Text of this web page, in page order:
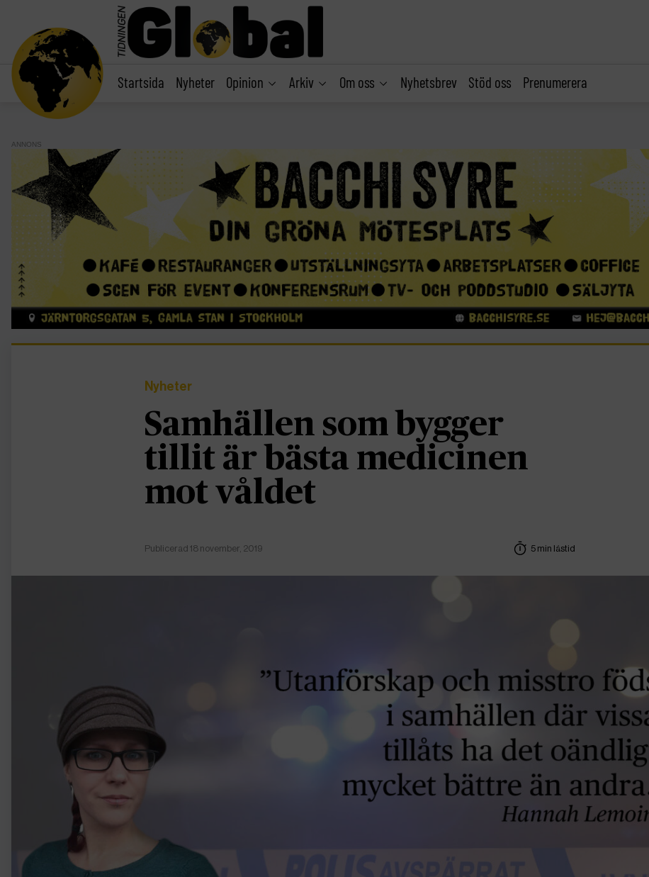
Startsida Nyheter Opinion Arkiv Om oss Nyhetsbrev Stöd oss Prenumerera
ANNONS
Nyheter
Samhällen som bygger
tillit är bästa medicinen
mot våldet
Publicerad 18 november, 2019 5 min lästid